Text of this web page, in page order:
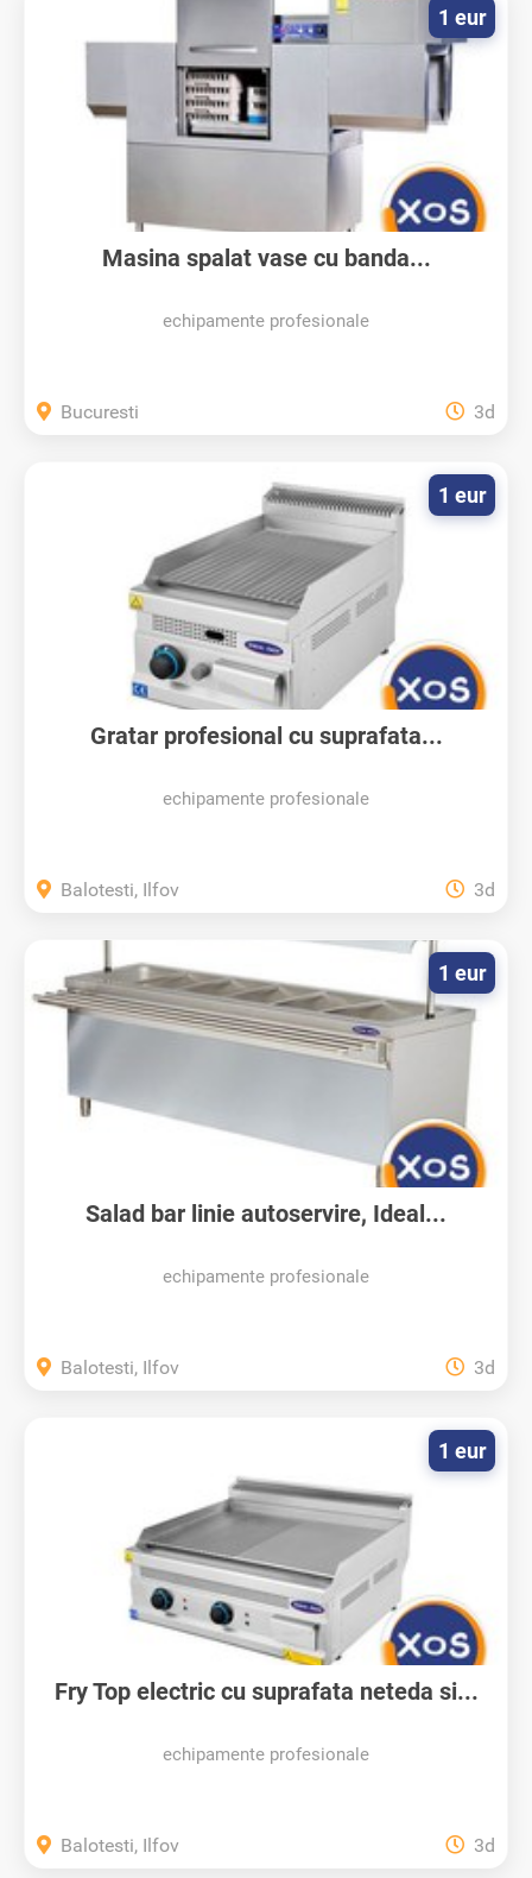
Masina spalat vase cu banda...
echipamente profesionale
1 eur
Bucuresti 3d
Gratar profesional cu suprafata...
echipamente profesionale
1 eur
Balotesti, Ilfov 3d
Salad bar linie autoservire, Ideal...
echipamente profesionale
1 eur
Balotesti, Ilfov 3d
Fry Top electric cu suprafata neteda si...
echipamente profesionale
1 eur
Balotesti, Ilfov 3d